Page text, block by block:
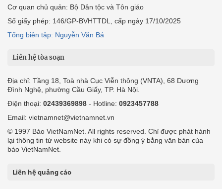
Cơ quan chủ quản: Bộ Dân tộc và Tôn giáo
Số giấy phép: 146/GP-BVHTTDL, cấp ngày 17/10/2025
Tổng biên tập: Nguyễn Văn Bá
Liên hệ tòa soạn
Địa chỉ: Tầng 18, Toà nhà Cục Viễn thông (VNTA), 68 Dương
Đình Nghệ, phường Cầu Giấy, TP. Hà Nội.
Điện thoại: 02439369898 - Hotline: 0923457788
Email: vietnamnet@vietnamnet.vn
© 1997 Báo VietNamNet. All rights reserved. Chỉ được phát hành
lại thông tin từ website này khi có sự đồng ý bằng văn bản của
báo VietNamNet.
Liên hệ quảng cáo